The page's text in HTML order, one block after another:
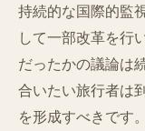
持続的な国際的監
して一部改革を行
だったかの議論は
合いたい旅行者は
を形成すべきです。